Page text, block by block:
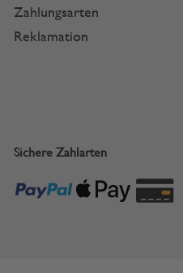
Zahlungsarten
Reklamation
Sichere Zahlarten